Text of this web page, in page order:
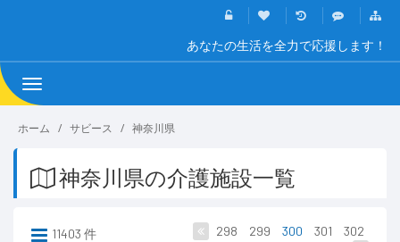
あなたの生活を全力で応援します！
Toggle
navigation
ホーム サビース 神奈川県
神奈川県の介護施設一覧
11403 件 298 299 300 301 302